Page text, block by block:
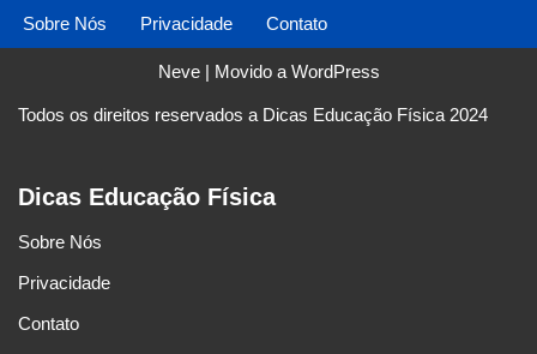
Sobre Nós Privacidade Contato
Neve| Movido a WordPress
Todos os direitos reservados a Dicas Educação Física 2024
Dicas Educação Física
Sobre Nós
Privacidade
Contato